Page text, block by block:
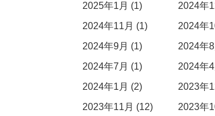
2025年1月 (1)
2024年
2024年11月 (1)
2024年
2024年9月 (1)
2024年
2024年7月 (1)
2024年
2024年1月 (2)
2023年
2023年11月 (12)
2023年